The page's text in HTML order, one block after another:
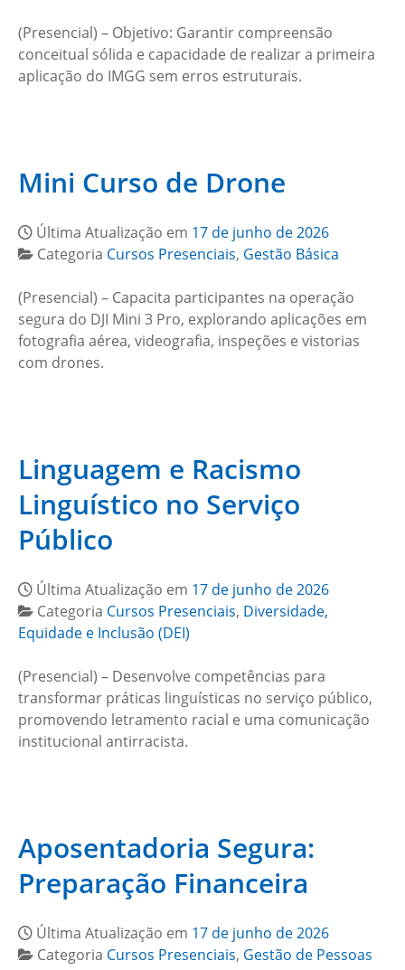
(Presencial) – Objetivo: Garantir compreensão
conceitual sólida e capacidade de realizar a primeira
aplicação do IMGG sem erros estruturais.
Mini Curso de Drone
Última Atualização em 17 de junho de 2026
Categoria Cursos Presenciais, Gestão Básica
(Presencial) – Capacita participantes na operação
segura do DJI Mini 3 Pro, explorando aplicações em
fotografia aérea, videografia, inspeções e vistorias
com drones.
Linguagem e Racismo
Linguístico no Serviço
Público
Última Atualização em 17 de junho de 2026
Categoria Cursos Presenciais, Diversidade,
Equidade e Inclusão (DEI)
(Presencial) – Desenvolve competências para
transformar práticas linguísticas no serviço público,
promovendo letramento racial e uma comunicação
institucional antirracista.
Aposentadoria Segura:
Preparação Financeira
Última Atualização em 17 de junho de 2026
Categoria Cursos Presenciais, Gestão de Pessoas